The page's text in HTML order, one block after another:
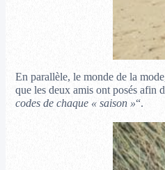
En parallèle, le monde de la
que les deux amis ont posés afin
codes de chaque « saison »“.